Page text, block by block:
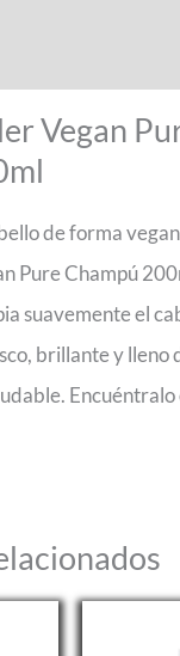
Vegan
de forma
Pure Champú
suavemente el
brillante y lleno
Encuéntralo